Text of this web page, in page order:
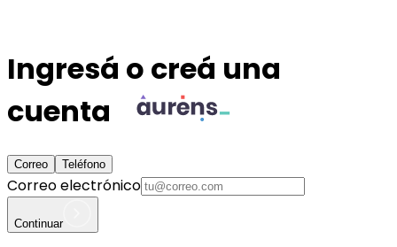
Ingresá o creá una
cuenta
Correo Teléfono
Correo electrónico
Continuar